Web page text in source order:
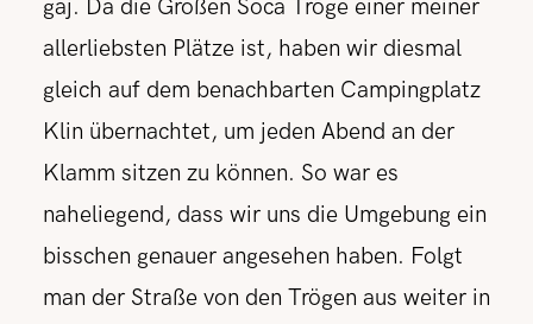
gaj. Da die Großen Soca Tröge einer meiner
allerliebsten Plätze ist, haben wir diesmal
gleich auf dem benachbarten Campingplatz
Klin übernachtet, um jeden Abend an der
Klamm sitzen zu können. So war es
naheliegend, dass wir uns die Umgebung ein
bisschen genauer angesehen haben. Folgt
man der Straße von den Trögen aus weiter in